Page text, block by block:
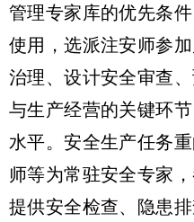
管理专家库的优先条
使用，选派注安师参
治理、设计安全审查
与生产经营的关键环
水平。安全生产任务
师等为常驻安全专家
提供安全检查、隐患